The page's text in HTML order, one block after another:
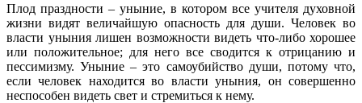
Плод праздности – уныние, в котором все учителя духовной
жизни видят величайшую опасность для души. Человек во
власти уныния лишен возможности видеть что-либо хорошее
или положительное; для него все сводится к отрицанию и
пессимизму. Уныние – это самоубийство души, потому что,
если человек находится во власти уныния, он совершенно
неспособен видеть свет и стремиться к нему.